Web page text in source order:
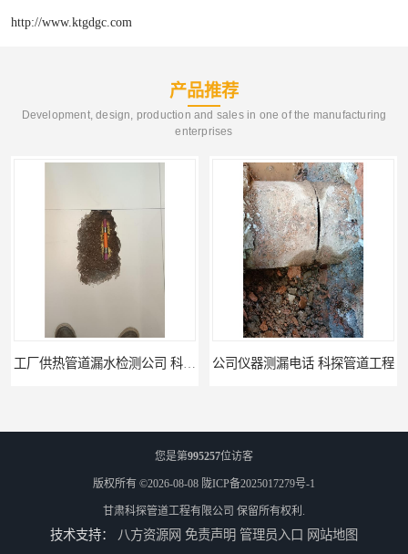
http://www.ktgdgc.com
产品推荐
Development, design, production and sales in one of the manufacturing
enterprises
公司仪器测漏电话 科探管道工程
您是第995257位访客
版权所有 ©2026-08-08 陇ICP备2025017279号-1
甘肃科探管道工程有限公司 保留所有权利.
技术支持： 八方资源网 免责声明 管理员入口 网站地图